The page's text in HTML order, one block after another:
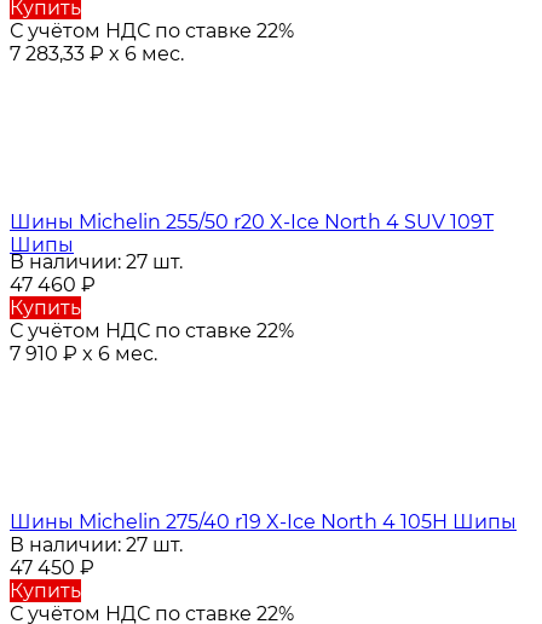
Купить
С учётом НДС по ставке 22%
7 283,33 ₽ x 6 мес.
Шины Michelin 255/50 r20 X-Ice North 4 SUV 109T
Шипы
В наличии: 27 шт.
47 460 ₽
Купить
С учётом НДС по ставке 22%
7 910 ₽ x 6 мес.
Шины Michelin 275/40 r19 X-Ice North 4 105H Шипы
В наличии: 27 шт.
47 450 ₽
Купить
С учётом НДС по ставке 22%